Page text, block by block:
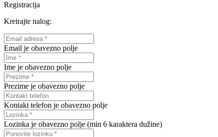
Registracija
Kreirajte nalog:
Email je obavezno polje
Ime je obavezno polje
Prezime je obavezno polje
Kontakt telefon je obavezno polje
Lozinka je obavezno polje (min 6 karaktera dužine)